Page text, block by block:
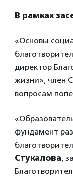
В рамках
«Основы
директор
жизни», член
вопросам
фундамент
Стукалова,